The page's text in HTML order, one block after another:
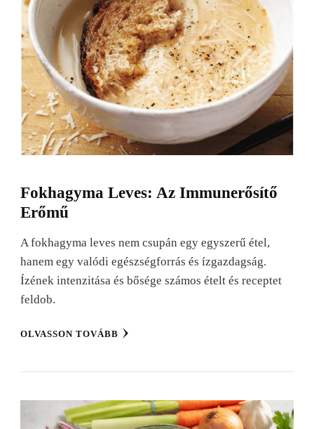
Fokhagyma Leves: Az Immunerősítő
Erőmű
A fokhagyma leves nem csupán egy egyszerű étel,
hanem egy valódi egészségforrás és ízgazdagság.
Ízének intenzitása és bősége számos ételt és receptet
feldob.
OLVASSON TOVÁBB